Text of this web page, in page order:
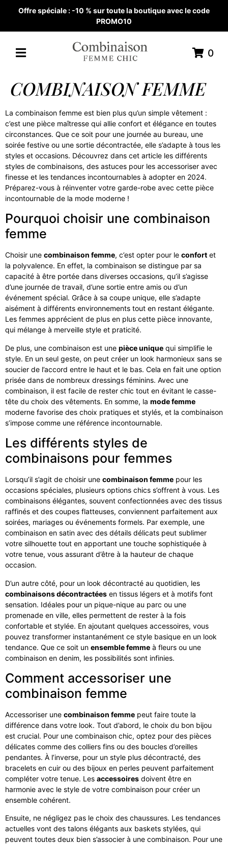
Offre spéciale : -10 % sur toute la boutique avec le code
PROMO10
0
COMBINAISON FEMME
La combinaison femme est bien plus qu’un simple vêtement :
c’est une pièce maîtresse qui allie confort et élégance en toutes
circonstances. Que ce soit pour une journée au bureau, une
soirée festive ou une sortie décontractée, elle s’adapte à tous les
styles et occasions. Découvrez dans cet article les différents
styles de combinaisons, des astuces pour les accessoriser avec
finesse et les tendances incontournables à adopter en 2024.
Préparez-vous à réinventer votre garde-robe avec cette pièce
incontournable de la mode moderne !
Pourquoi choisir une combinaison
femme
Choisir une combinaison femme, c’est opter pour le confort et
la polyvalence. En effet, la combinaison se distingue par sa
capacité à être portée dans diverses occasions, qu’il s’agisse
d’une journée de travail, d’une sortie entre amis ou d’un
événement spécial. Grâce à sa coupe unique, elle s’adapte
aisément à différents environnements tout en restant élégante.
Les femmes apprécient de plus en plus cette pièce innovante,
qui mélange à merveille style et praticité.
De plus, une combinaison est une pièce unique qui simplifie le
style. En un seul geste, on peut créer un look harmonieux sans se
soucier de l’accord entre le haut et le bas. Cela en fait une option
prisée dans de nombreux dressings féminins. Avec une
combinaison, il est facile de rester chic tout en évitant le casse-
tête du choix des vêtements. En somme, la mode femme
moderne favorise des choix pratiques et stylés, et la combinaison
s’impose comme une référence incontournable.
Les différents styles de
combinaisons pour femmes
Lorsqu’il s’agit de choisir une combinaison femme pour les
occasions spéciales, plusieurs options chics s’offrent à vous. Les
combinaisons élégantes, souvent confectionnées avec des tissus
raffinés et des coupes flatteuses, conviennent parfaitement aux
soirées, mariages ou événements formels. Par exemple, une
combinaison en satin avec des détails délicats peut sublimer
votre silhouette tout en apportant une touche sophistiquée à
votre tenue, vous assurant d’être à la hauteur de chaque
occasion.
D’un autre côté, pour un look décontracté au quotidien, les
combinaisons décontractées en tissus légers et à motifs font
sensation. Idéales pour un pique-nique au parc ou une
promenade en ville, elles permettent de rester à la fois
confortable et stylée. En ajoutant quelques accessoires, vous
pouvez transformer instantanément ce style basique en un look
tendance. Que ce soit un ensemble femme à fleurs ou une
combinaison en denim, les possibilités sont infinies.
Comment accessoriser une
combinaison femme
Accessoriser une combinaison femme peut faire toute la
différence dans votre look. Tout d’abord, le choix du bon bijou
est crucial. Pour une combinaison chic, optez pour des pièces
délicates comme des colliers fins ou des boucles d’oreilles
pendantes. À l’inverse, pour un style plus décontracté, des
bracelets en cuir ou des bijoux en perles peuvent parfaitement
compléter votre tenue. Les accessoires doivent être en
harmonie avec le style de votre combinaison pour créer un
ensemble cohérent.
Ensuite, ne négligez pas le choix des chaussures. Les tendances
actuelles vont des talons élégants aux baskets stylées, qui
peuvent toutes deux bien s’associer à une combinaison. Pour une